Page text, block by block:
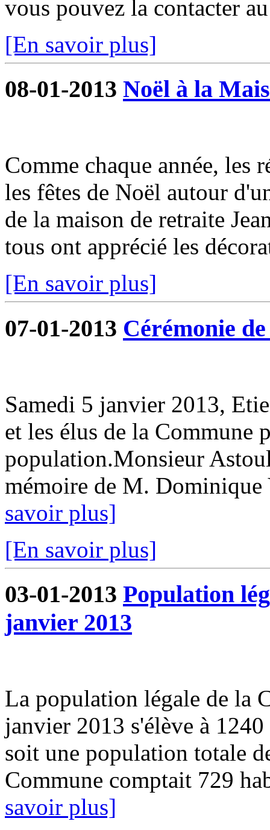
vous pouvez la contacter
[En savoir plus]
08-01-2013 Noël à la
Comme chaque année, les
les fêtes de Noël autour
de la maison de retraite
tous ont apprécié les
[En savoir plus]
07-01-2013 Cérémonie
Samedi 5 janvier 2013,
et les élus de la Commune
population.Monsieur
mémoire de M.
savoir plus]
[En savoir plus]
03-01-2013 Population
janvier 2013
La population légale de la
janvier 2013 s'élève à
soit une population totale
Commune comptait 729
savoir plus]